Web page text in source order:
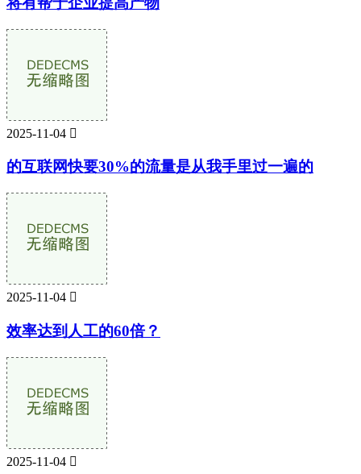
2025-11-04 
的互联网快要30%的流量是从我手里过一遍的
2025-11-04 
效率达到人工的60倍？
2025-11-04 